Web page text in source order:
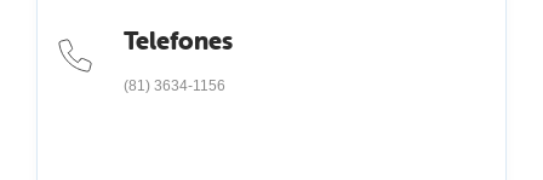
Telefones
(81) 3634-1156